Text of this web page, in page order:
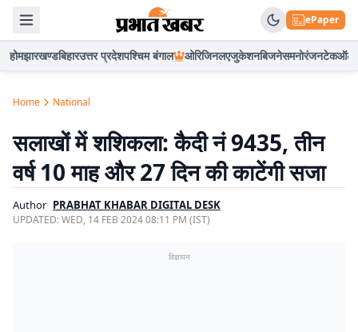
ePaper
होमझारखण्डबिहारउत्तर प्रदेशपश्चिम बंगाल ओरिजिनलएजुकेशनबिजनेसमनोरंजनटेकऑटो
Home National
सलाखों में शशिकला: कैदी नं 9435, तीन
वर्ष 10 माह और 27 दिन की काटेंगी सजा
Author PRABHAT KHABAR DIGITAL DESK
UPDATED:WED, 14 FEB 2024 08:11 PM (IST)
विज्ञापन